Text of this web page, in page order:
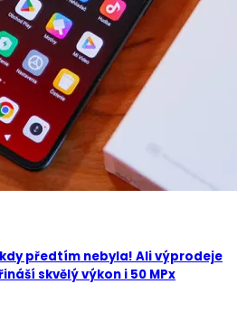
předtím nebyla! Ali výprodeje
skvělý výkon i 50 MPx